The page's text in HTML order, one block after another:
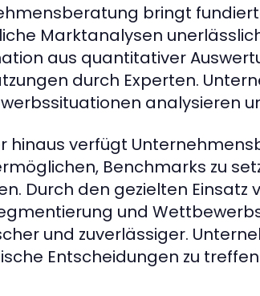
bringt
Marktanalysen
aus quantitativer
durch Experten.
analysieren
hinaus verfügt
Benchmarks zu
Durch den gezielten Einsatz
und
und zuverlässiger.
Entscheidungen zu